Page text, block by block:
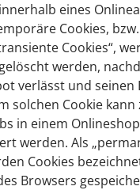
eines
Cookies,
Cookies“,
werden,
verlässt und seinen
solchen Cookie kann
in einem
werden. Als
Cookies
Browsers